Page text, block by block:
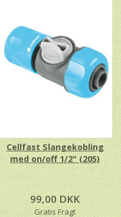
Cellfast Slangekobling
med on/off 1/2" (205)
99,00 DKK
Gratis Fragt